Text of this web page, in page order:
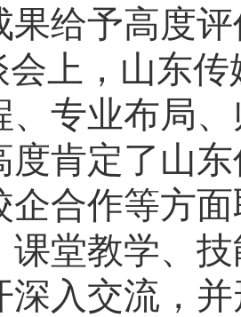
果给予高度
会上，山东
、专业布局
度肯定了山
企合作等方
课堂教学、
深入交流，